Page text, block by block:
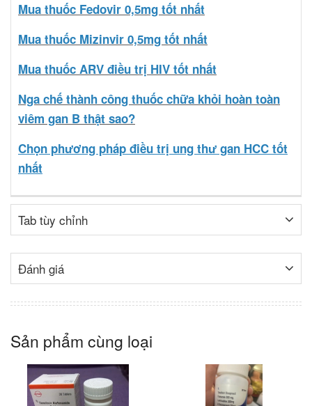
Mua thuốc Fedovir 0,5mg tốt nhất
Mua thuốc Mizinvir 0,5mg tốt nhất
Mua thuốc ARV điều trị HIV tốt nhất
Nga chế thành công thuốc chữa khỏi hoàn toàn
viêm gan B thật sao?
Chọn phương pháp điều trị ung thư gan HCC tốt
nhất
Tab tùy chỉnh
Đánh giá
Sản phẩm cùng loại